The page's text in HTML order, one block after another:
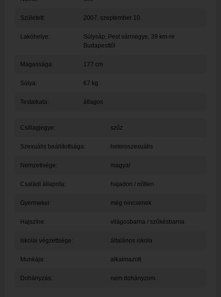
Született: 2007. szeptember 10.
Lakóhelye: Sülysáp, Pest vármegye, 39 km-re
Budapesttől
Magassága: 177 cm
Súlya: 67 kg
Testalkata: átlagos
Csillagjegye: szűz
Szexuális beállítottsága: heteroszexuális
Nemzetisége: magyar
Családi állapota: hajadon / nőtlen
Gyermekei: még nincsenek
Hajszíne: világosbarna / szőkésbarna
Iskolai végzettsége: általános iskola
Munkája: alkalmazott
Dohányzás: nem dohányzom